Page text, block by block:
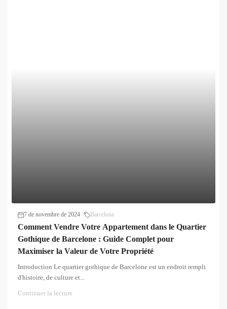
7 de novembre de 2024 Barcelona
Comment Vendre Votre Appartement dans le Quartier
Gothique de Barcelone : Guide Complet pour
Maximiser la Valeur de Votre Propriété
Introduction Le quartier gothique de Barcelone est un endroit rempli
d'histoire, de culture et...
Continuer la lecture